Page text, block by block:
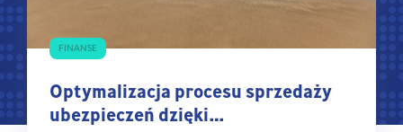
FINANSE
Optymalizacja procesu sprzedaży
ubezpieczeń dzięki…